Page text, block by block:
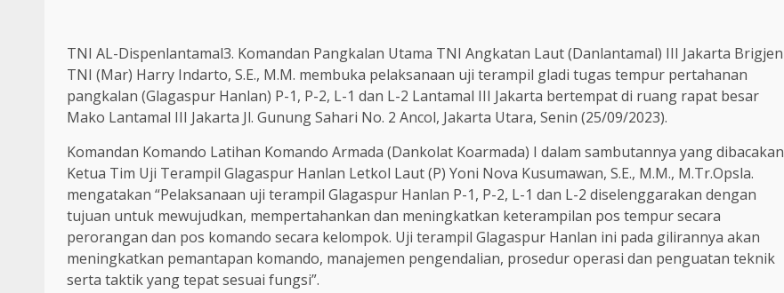
TNI AL-Dispenlantamal3. Komandan Pangkalan Utama TNI Angkatan Laut (Danlantamal) III Jakarta Brigjen
TNI (Mar) Harry Indarto, S.E., M.M. membuka pelaksanaan uji terampil gladi tugas tempur pertahanan
pangkalan (Glagaspur Hanlan) P-1, P-2, L-1 dan L-2 Lantamal III Jakarta bertempat di ruang rapat besar
Mako Lantamal III Jakarta Jl. Gunung Sahari No. 2 Ancol, Jakarta Utara, Senin (25/09/2023).
Komandan Komando Latihan Komando Armada (Dankolat Koarmada) I dalam sambutannya yang dibacakan
Ketua Tim Uji Terampil Glagaspur Hanlan Letkol Laut (P) Yoni Nova Kusumawan, S.E., M.M., M.Tr.Opsla.
mengatakan “Pelaksanaan uji terampil Glagaspur Hanlan P-1, P-2, L-1 dan L-2 diselenggarakan dengan
tujuan untuk mewujudkan, mempertahankan dan meningkatkan keterampilan pos tempur secara
perorangan dan pos komando secara kelompok. Uji terampil Glagaspur Hanlan ini pada gilirannya akan
meningkatkan pemantapan komando, manajemen pengendalian, prosedur operasi dan penguatan teknik
serta taktik yang tepat sesuai fungsi”.